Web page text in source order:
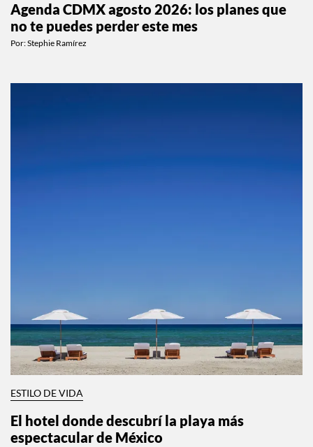
Agenda CDMX agosto 2026: los planes que
no te puedes perder este mes
Por:Stephie Ramírez
ESTILO DE VIDA
El hotel donde descubrí la playa más
espectacular de México